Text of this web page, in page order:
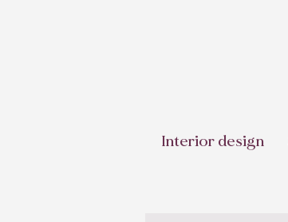
Interior design